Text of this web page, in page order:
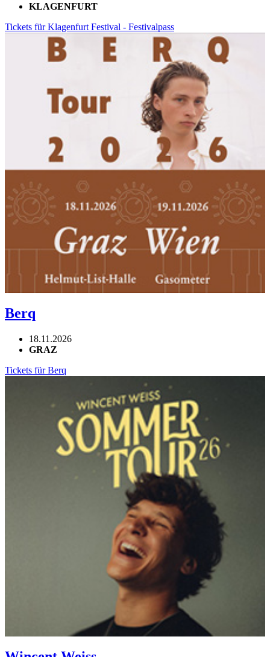
KLAGENFURT
Tickets für Klagenfurt Festival - Festivalpass
Berq
18.11.2026
GRAZ
Tickets für Berq